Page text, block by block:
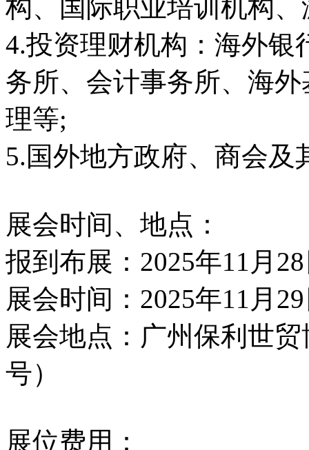
构、国际职业培训机构
4.投资理财机构：海外银
务所、会计事务所、海
理等;
5.国外地方政府、商会及
展会时间、地点：
报到布展：2025年11
展会时间：2025年11月
展会地点：广州保利世
号）
展位费用：